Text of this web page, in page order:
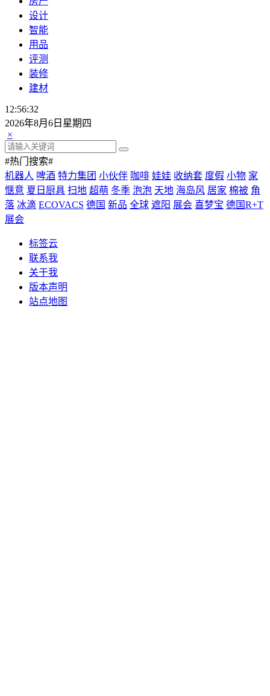
设计
智能
用品
评测
装修
建材
12:56:33
2026年8月6日星期四
×
#热门搜索#
机器人 啤酒 特力集团 小伙伴 咖啡 娃娃 收纳套 度假 小物 家
惬意 夏日厨具 扫地 超萌 冬季 泡泡 天地 海岛风 居家 棉被 角
落 冰滴 ECOVACS 德国 新品 全球 遮阳 展会 喜梦宝 德国R+T
展会
标签云
联系我
关于我
版本声明
站点地图